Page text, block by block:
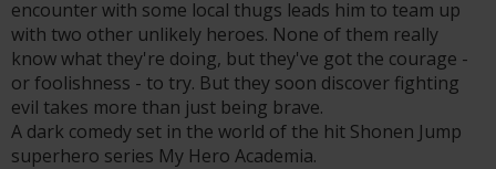
encounter with some local thugs leads him to team up
with two other unlikely heroes. None of them really
know what they're doing, but they've got the courage -
or foolishness - to try. But they soon discover fighting
evil takes more than just being brave.
A dark comedy set in the world of the hit Shonen Jump
superhero series My Hero Academia.